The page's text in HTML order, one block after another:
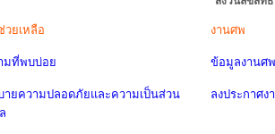
วยเหลือ
มที่พบบ่อย
ายความปลอดภัยและความเป็นส่วน
งานศพ
ข้อมูลงานศพ
ลงประกาศง